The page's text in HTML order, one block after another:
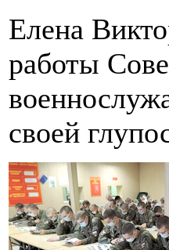
Елена
работы
своей